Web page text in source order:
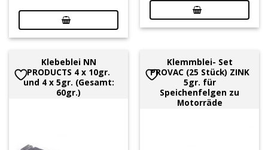
Klebeblei NN
PRODUCTS 4 x 10gr.
und 4 x 5gr. (Gesamt:
60gr.)
Klemmblei- Set
PROVAC (25 Stück) ZINK
5gr. für
Speichenfelgen zu
Motorräde